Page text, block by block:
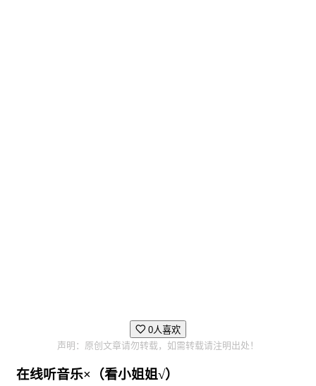
0人喜欢
声明：原创文章请勿转载，如需转载请注明出处！
在线听音乐×（看小姐姐√）